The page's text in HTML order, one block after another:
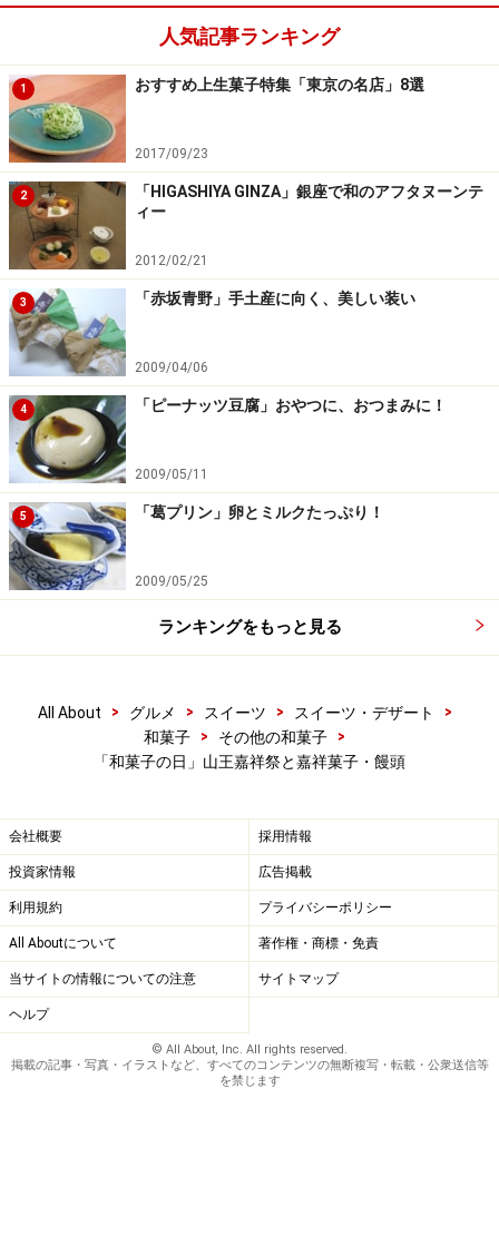
人気記事ランキング
1 おすすめ上生菓子特集「東京の名店」8選
2017/09/23
2
「HIGASHIYA GINZA」銀座で和のアフタヌーンテ
ィー
2012/02/21
3 「赤坂青野」手土産に向く、美しい装い
2009/04/06
4 「ピーナッツ豆腐」おやつに、おつまみに！
2009/05/11
5 「葛プリン」卵とミルクたっぷり！
2009/05/25
ランキングをもっと見る
All About > グルメ > スイーツ > スイーツ・デザート
>
和菓子
> その他の和菓子
>
「和菓子の日」山王嘉祥祭と嘉祥菓子・饅頭
会社概要 採用情報
投資家情報 広告掲載
利用規約 プライバシーポリシー
All Aboutについて 著作権・商標・免責
当サイトの情報についての注意 サイトマップ
ヘルプ
© All About, Inc. All rights reserved.
掲載の記事・写真・イラストなど、すべてのコンテンツの無断複写・転載・公衆送信等
を禁じます